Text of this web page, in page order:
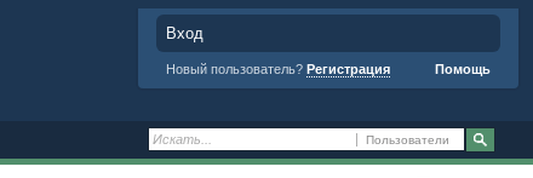
Вход
Новый пользователь? Регистрация Помощь
Пользователи